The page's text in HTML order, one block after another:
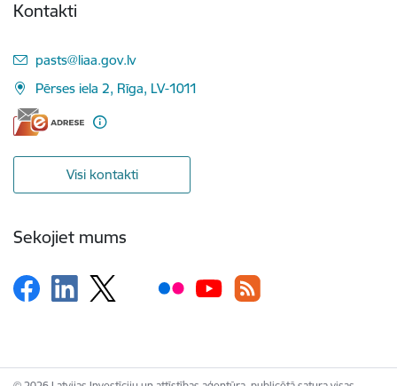
Kontakti
E-pasts:
pasts@liaa.gov.lv
Pērses iela 2, Rīga, LV-1011
Visi kontakti
Sekojiet mums